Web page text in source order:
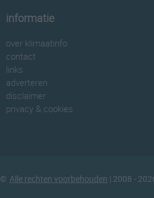
informatie
over klimaatinfo
contact
links
adverteren
disclaimer
privacy & cookies
© Alle rechten voorbehouden | 2008 -